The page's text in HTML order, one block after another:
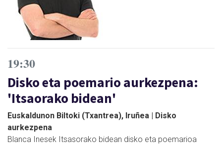
19:30
Disko eta poemario aurkezpena:
'Itsaorako bidean'
Euskaldunon Biltoki (Txantrea), Iruñea | Disko
aurkezpena
Blanca Inesek Itsasorako bidean disko eta poemarioa